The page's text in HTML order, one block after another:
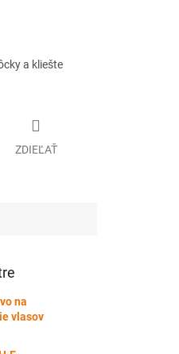
a kliešte
ZDIEĽAŤ
na
vlasov